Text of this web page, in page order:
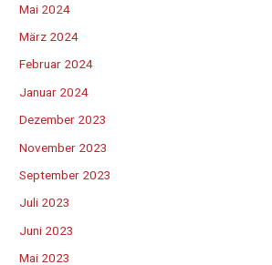
Mai 2024
März 2024
Februar 2024
Januar 2024
Dezember 2023
November 2023
September 2023
Juli 2023
Juni 2023
Mai 2023